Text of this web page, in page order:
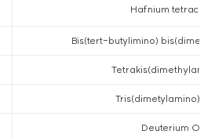
Hafnium
Bis(tert-butylimino)
Deuterium